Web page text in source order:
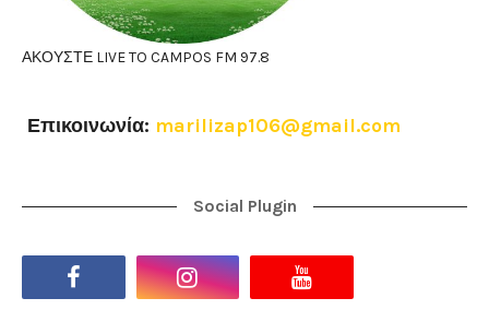
ΑΚΟΥΣΤΕ LIVE TO CAMPOS FM 97.8
Επικοινωνία: marilizap106@gmail.com
Social Plugin